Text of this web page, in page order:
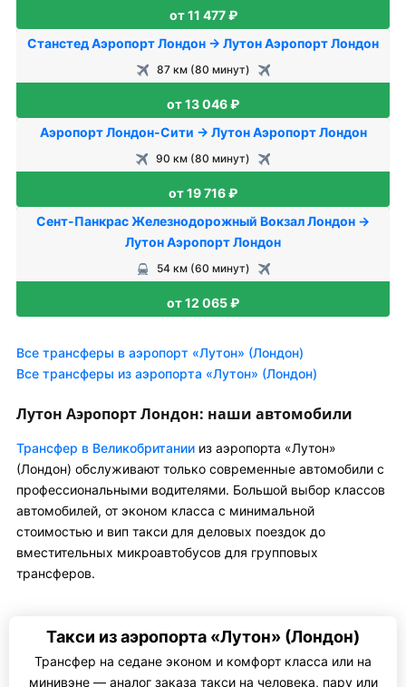
от 11 477 ₽
Станстед Аэропорт Лондон → Лутон Аэропорт Лондон
87 км (80 минут)
от 13 046 ₽
Аэропорт Лондон-Сити → Лутон Аэропорт Лондон
90 км (80 минут)
от 19 716 ₽
Сент-Панкрас Железнодорожный Вокзал Лондон →
Лутон Аэропорт Лондон
54 км (60 минут)
от 12 065 ₽
Все трансферы в аэропорт «Лутон» (Лондон)
Все трансферы из аэропорта «Лутон» (Лондон)
Лутон Аэропорт Лондон: наши автомобили
Трансфер в Великобритании из аэропорта «Лутон»
(Лондон) обслуживают только современные автомобили с
профессиональными водителями. Большой выбор классов
автомобилей, от эконом класса с минимальной
стоимостью и вип такси для деловых поездок до
вместительных микроавтобусов для групповых
трансферов.
Такси из аэропорта «Лутон» (Лондон)
Трансфер на седане эконом и комфорт класса или на
минивэне — аналог заказа такси на человека, пару или